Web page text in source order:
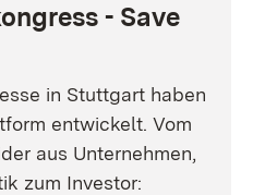
- Save
in Stuttgart haben
entwickelt. Vom
aus Unternehmen,
zum Investor: